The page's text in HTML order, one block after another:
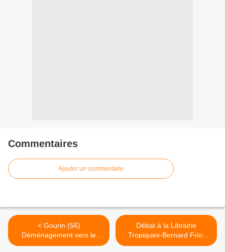
Commentaires
Ajouter un commentaire
< Gourin (56)
Déménagement vers le
nouvel Ehpad
Débat à la Librairie
Tropiques-Bernard Friot
revient sur l'enjeu des